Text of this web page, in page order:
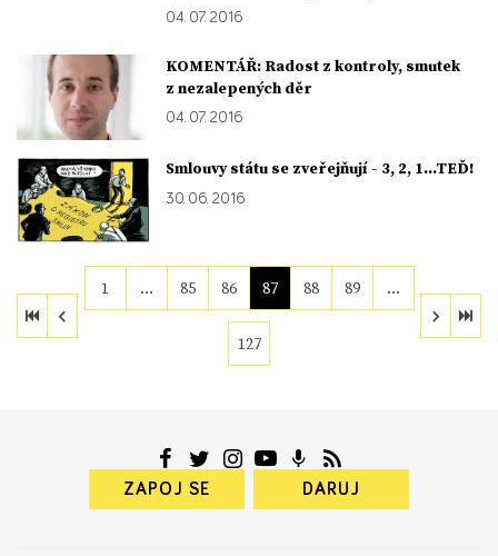
04. 07. 2016
KOMENTÁŘ: Radost z kontroly, smutek
z nezalepených děr
04. 07. 2016
Smlouvy státu se zveřejňují - 3, 2, 1…TEĎ!
30. 06. 2016
1 … 85 86 87 88 89 …
127
ZAPOJ SE DARUJ